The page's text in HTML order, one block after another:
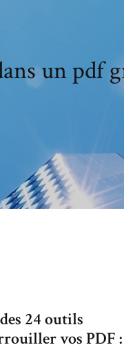
un pdf
24 outils
vos PDF :